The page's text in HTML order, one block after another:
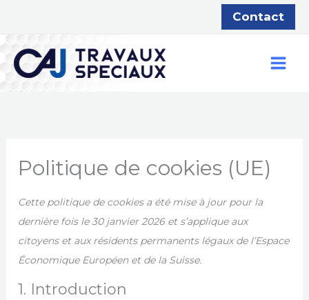
contenu
Contact
Politique de cookies (UE)
Cette politique de cookies a été mise à jour pour la
dernière fois le 30 janvier 2026 et s’applique aux
citoyens et aux résidents permanents légaux de l’Espace
Économique Européen et de la Suisse.
1. Introduction
elementor
php
google-
adsense
wordpress
google-
analytics
google-
recaptcha
google-
maps
divers